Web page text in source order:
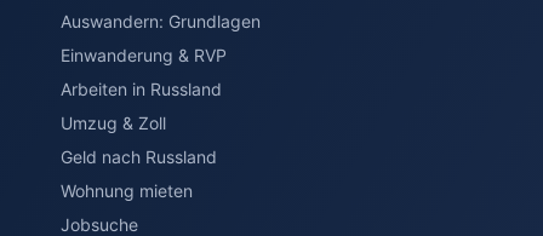
Auswandern: Grundlagen
Einwanderung & RVP
Arbeiten in Russland
Umzug & Zoll
Geld nach Russland
Wohnung mieten
Jobsuche